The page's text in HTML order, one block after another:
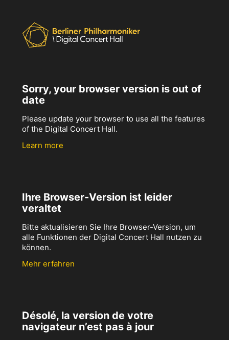
Sorry, your browser version is out of
date
Please update your browser to use all the features
of the Digital Concert Hall.
Learn more
Ihre Browser-Version ist leider
veraltet
Bitte aktualisieren Sie Ihre Browser-Version, um
alle Funktionen der Digital Concert Hall nutzen zu
können.
Mehr erfahren
Désolé, la version de votre
navigateur n’est pas à jour